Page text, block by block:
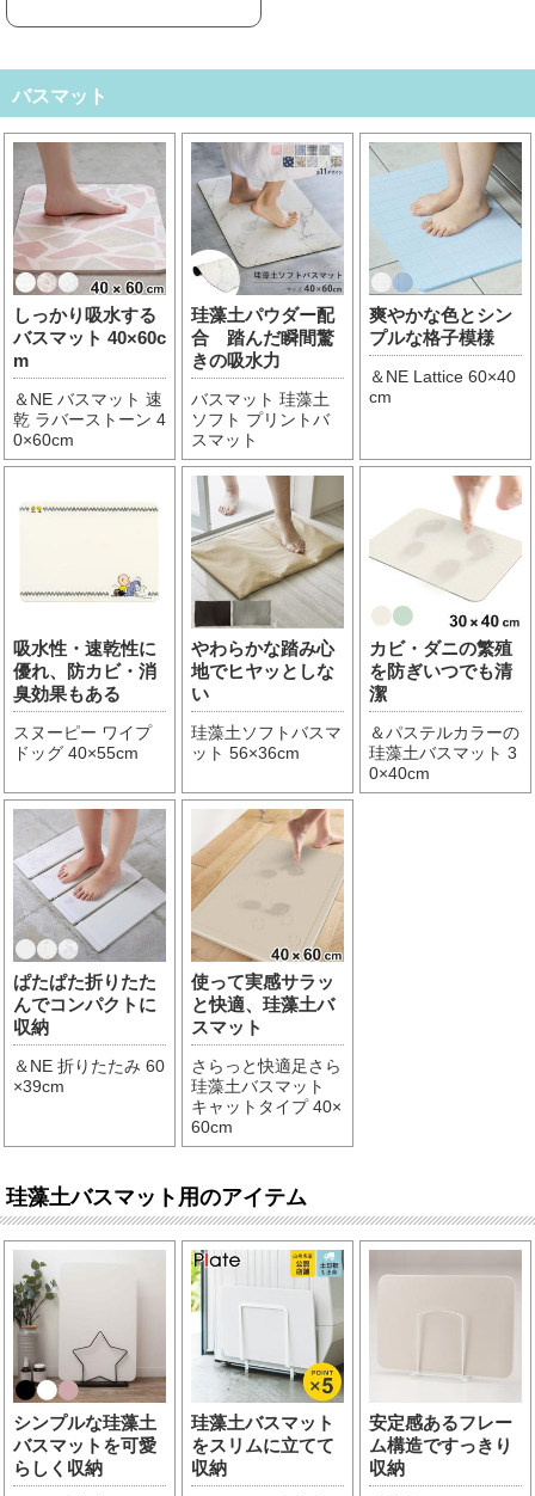
バスマット
しっかり吸水する
バスマット 40×60c
m
＆NE バスマット 速
乾 ラバーストーン 4
0×60cm
珪藻土パウダー配
合 踏んだ瞬間驚
きの吸水力
バスマット 珪藻土
ソフト プリントバ
スマット
爽やかな色とシン
プルな格子模様
＆NE Lattice 60×40
cm
吸水性・速乾性に
優れ、防カビ・消
臭効果もある
スヌーピー ワイプ
ドッグ 40×55cm
やわらかな踏み心
地でヒヤッとしな
い
珪藻土ソフトバスマ
ット 56×36cm
カビ・ダニの繁殖
を防ぎいつでも清
潔
＆パステルカラーの
珪藻土バスマット 3
0×40cm
ぱたぱた折りたた
んでコンパクトに
収納
＆NE 折りたたみ 60
×39cm
使って実感サラッ
と快適、珪藻土バ
スマット
さらっと快適足さら
珪藻土バスマット
キャットタイプ 40×
60cm
珪藻土バスマット用のアイテム
シンプルな珪藻土
バスマットを可愛
らしく収納
珪藻土バスマット
をスリムに立てて
収納
安定感あるフレー
ム構造ですっきり
収納